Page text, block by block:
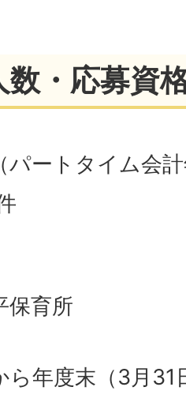
数・応募資
ートタイム会
育所
年度末（3月31